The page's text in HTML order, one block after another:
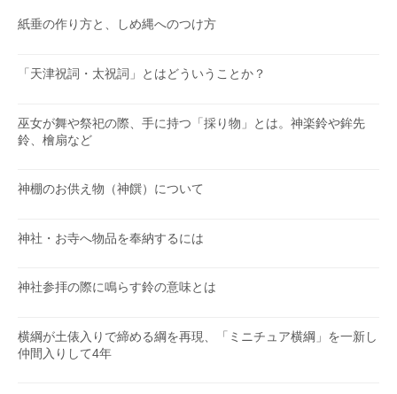
紙垂の作り方と、しめ縄へのつけ方
「天津祝詞・太祝詞」とはどういうことか？
巫女が舞や祭祀の際、手に持つ「採り物」とは。神楽鈴や鉾先
鈴、檜扇など
神棚のお供え物（神饌）について
神社・お寺へ物品を奉納するには
神社参拝の際に鳴らす鈴の意味とは
横綱が土俵入りで締める綱を再現、「ミニチュア横綱」を一新し
仲間入りして4年